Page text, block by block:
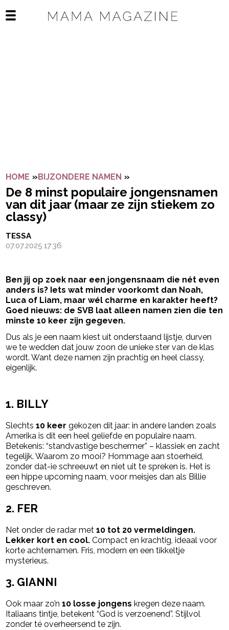
Open het mobiele menu
HOME »BIJZONDERE NAMEN »
De 8 minst populaire jongensnamen
van dit jaar (maar ze zijn stiekem zo
classy)
TESSA
07.07.2025 17:36
Ben jij op zoek naar een jongensnaam die nét even
anders is? Iets wat minder voorkomt dan Noah,
Luca of Liam, maar wél charme en karakter heeft?
Goed nieuws: de SVB laat alleen namen zien die ten
minste 10 keer zijn gegeven.
Dus als je een naam kiest uit onderstaand lijstje, durven
we te wedden dat jouw zoon de unieke ster van de klas
wordt. Want deze namen zijn prachtig en heel classy,
eigenlijk.
1. BILLY
Slechts10 keer gekozen dit jaar: in andere landen zoals
Amerika is dit een heel geliefde en populaire naam.
Betekenis: “standvastige beschermer” – klassiek en zacht
tegelijk.Waarom zo mooi? Hommage aan stoerheid,
zonder dat-ie schreeuwt en niet uit te spreken is. Het is
een hippe upcoming naam, voor meisjes dan als Billie
geschreven.
2. FER
Net onder de radar met10 tot 20 vermeldingen.
Lekker kort en cool.Compact en krachtig, ideaal voor
korte achternamen. Fris, modern en een tikkeltje
mysterieus.
3. GIANNI
Ook maar zo’n10 losse jongens kregen deze naam.
Italiaans tintje, betekent “God is verzoenend”.Stijlvol
zonder té overheersend te zijn.